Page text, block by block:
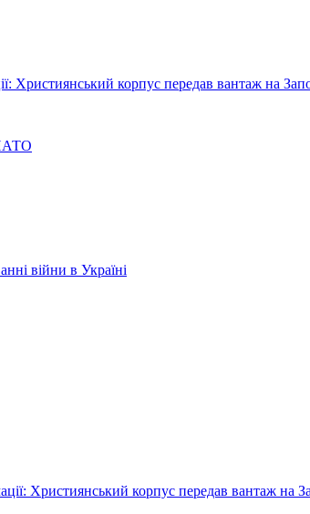
Християнський корпус передав вантаж на
війни в Україні